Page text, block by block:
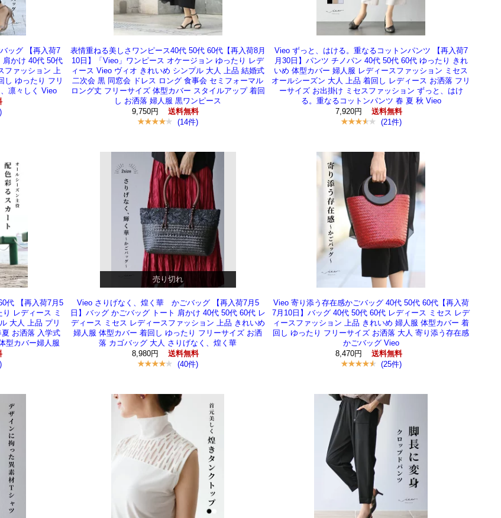
ッグ 【再入荷7
肩かけ 40代 50代
ファッション 上
し ゆったり フリ
凛々しく Vieo
表情重ねる美しさワンピース40代 50代 60代【再入荷8月
10日】「Vieo」ワンピース オケージョン ゆったり レデ
ィース Vieo ヴィオ きれいめ シンプル 大人 上品 結婚式
二次会 黒 同窓会 ドレス ロング 食事会 セミフォーマル
ロング丈 フリーサイズ 体型カバー スタイルアップ 着回
し お洒落 婦人服 黒ワンピース
9,750円
送料無料
(14件)
Vieo ずっと、はける。重なるコットンパンツ 【再入荷7
月30日】パンツ チノパン 40代 50代 60代 ゆったり きれ
いめ 体型カバー 婦人服 レディースファッション ミセス
オールシーズン 大人 上品 着回し レディース お洒落 フリ
ーサイズ お出掛け ミセスファッション ずっと、はけ
る。重なるコットンパンツ 春 夏 秋 Vieo
7,920円
送料無料
(21件)
売り切れ
代 【再入荷7月5
レディース ミ
大人 上品 プリ
お洒落 入学式
型カバー婦人服
Vieo さりげなく、煌く華 かごバッグ 【再入荷7月5
日】バッグ かごバッグ トート 肩かけ 40代 50代 60代 レ
ディース ミセス レディースファッション 上品 きれいめ
婦人服 体型カバー 着回し ゆったり フリーサイズ お洒
落 カゴバッグ 大人 さりげなく、煌く華
8,980円
送料無料
(40件)
Vieo 寄り添う存在感かごバッグ 40代 50代 60代【再入荷
7月10日】バッグ 40代 50代 60代 レディース ミセス レデ
ィースファッション 上品 きれいめ 婦人服 体型カバー 着
回し ゆったり フリーサイズ お洒落 大人 寄り添う存在感
かごバッグ Vieo
8,470円
送料無料
(25件)